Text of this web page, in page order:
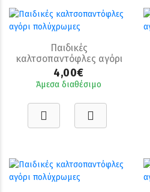
Παιδικές
καλτσοπαντόφλες αγόρι
πολύχρωμες
4,00€
Άμεσα διαθέσιμο